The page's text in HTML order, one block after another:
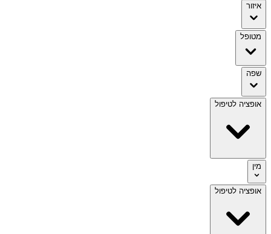
איזור
מטופל
שפה
אופציה לטיפול
מין
אופציה לטיפול